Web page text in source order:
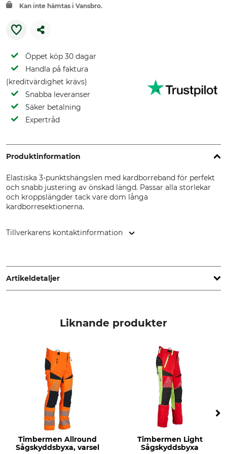
Kan inte hämtas i Vansbro.
Öppet köp 30 dagar
Handla på faktura
(kreditvärdighet krävs)
Snabba leveranser
Säker betalning
Expertråd
Produktinformation
Elastiska 3-punktshängslen med kardborreband för perfekt
och snabb justering av önskad längd. Passar alla storlekar
och kroppslängder tack vare dom långa
kardborresektionerna.
Tillverkarens kontaktinformation
www.grube.de
Artikeldetaljer
Liknande produkter
Timbermen Allround
Sågskyddsbyxa, varsel
Timbermen Light
Sågskyddsbyxa